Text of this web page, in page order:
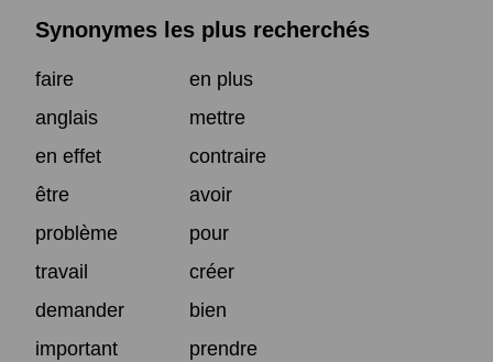
Synonymes les plus recherchés
faire
en plus
anglais
mettre
en effet
contraire
être
avoir
problème
pour
travail
créer
demander
bien
important
prendre